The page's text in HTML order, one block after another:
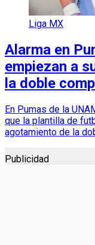
Liga MX
Alarma en
empiezan a
la doble
En Pumas de la
que la plantilla de
agotamiento de la
Publicidad